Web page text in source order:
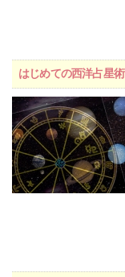
はじめての西洋占星術